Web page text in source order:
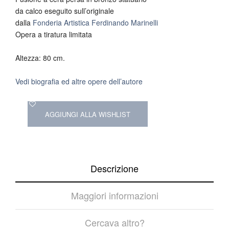
da calco eseguito sull’originale
dalla Fonderia Artistica Ferdinando Marinelli
Opera a tiratura limitata
Altezza: 80 cm.
Vedi biografia ed altre opere dell’autore
AGGIUNGI ALLA WISHLIST
Descrizione
Maggiori informazioni
Cercava altro?